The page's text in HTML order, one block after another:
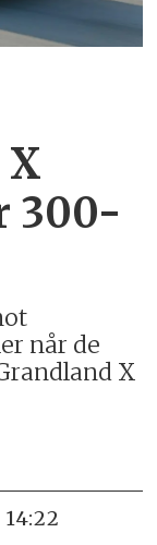
X
300-
når de
X
14:22